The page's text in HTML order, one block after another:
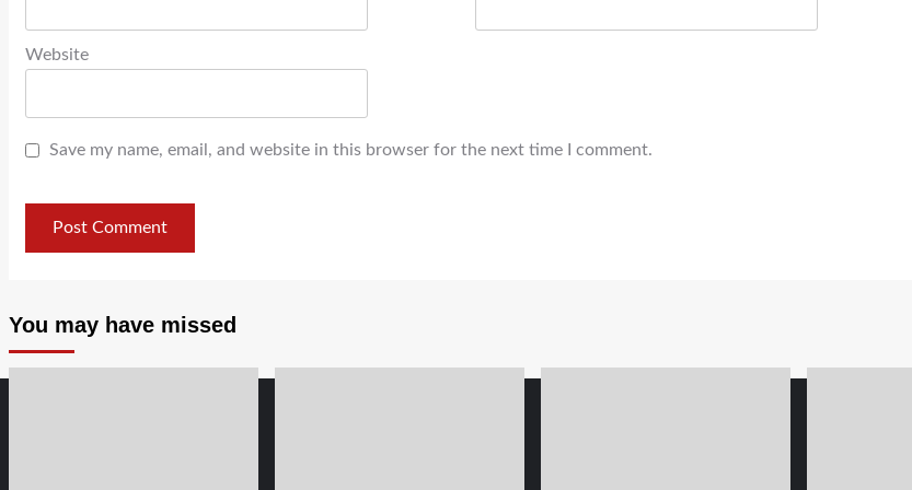
Website
Save my name, email, and website in this browser for the next time I comment.
You may have missed